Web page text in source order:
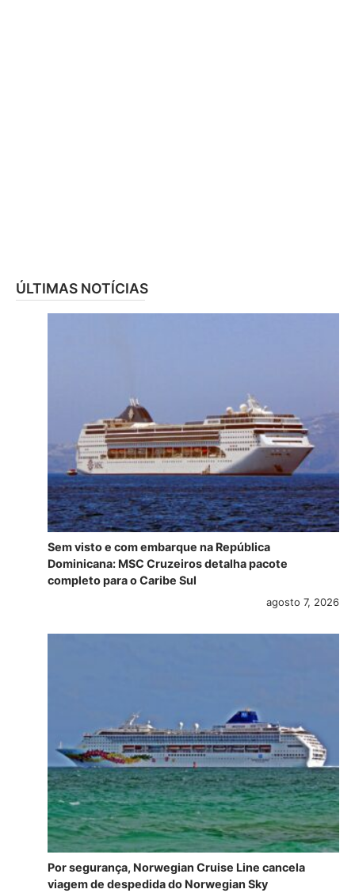
ÚLTIMAS NOTÍCIAS
Sem visto e com embarque na República
Dominicana: MSC Cruzeiros detalha pacote
completo para o Caribe Sul
agosto 7, 2026
Por segurança, Norwegian Cruise Line cancela
viagem de despedida do Norwegian Sky